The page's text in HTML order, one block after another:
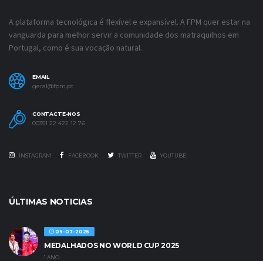
A plataforma tecnológica é flexível e expansível. A FPM quer estar na
vanguarda para melhor servir a comunidade dos matraquilhos em
Portugal, como é sua vocação natural.
EMAIL
geral@fpm.pt
CONTACTE-NOS
00351 22 422 12 76
INSTAGRAM FACEBOOK TWITTER YOUTUBE
ÚLTIMAS NOTICIAS
09-07-2025
MEDALHADOS NO WORLD CUP 2025
1 ANO